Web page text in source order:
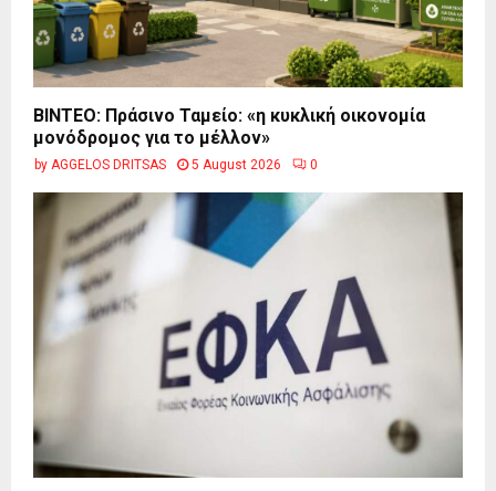
BINTEO: Πράσινο Ταμείο: «η κυκλική οικονομία
μονόδρομος για το μέλλον»
by AGGELOS DRITSAS 5 August 2026 0